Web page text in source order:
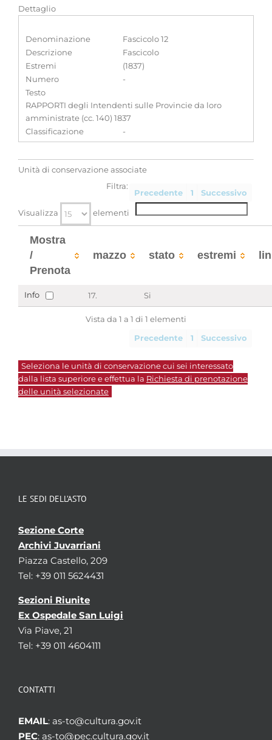
Dettaglio
Denominazione
Fascicolo 12
Descrizione
Fascicolo
Estremi
(1837)
Numero
-
Testo
RAPPORTI degli Intendenti sulle Provincie da loro
amministrate (cc. 140) 1837
Classificazione
-
Unità di conservazione associate
Precedente 1 Successivo
Visualizza elementi
Filtra:
Mostra
/
Prenota
mazzo stato estremi
Info 17. Si
Vista da 1 a 1 di 1 elementi
Precedente 1 Successivo
Seleziona le unità di conservazione cui sei interessato
dalla lista superiore e effettua la Richiesta di prenotazione
delle unità selezionate
LE SEDI DELL’ASTO
Sezione Corte
Archivi Juvarriani
Piazza Castello, 209
Tel: +39 011 5624431
Sezioni Riunite
Ex Ospedale San Luigi
Via Piave, 21
Tel: +39 011 4604111
CONTATTI
EMAIL: as-to@cultura.gov.it
PEC: as-to@pec.cultura.gov.it